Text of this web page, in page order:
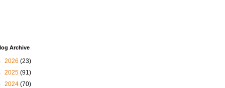
Archive
2026 (23)
2025 (91)
2024 (70)